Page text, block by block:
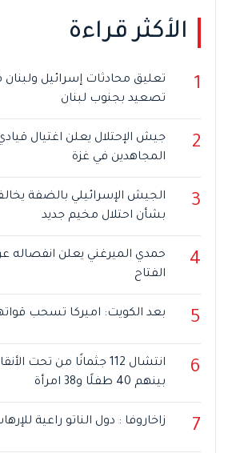
الأكثر قراءة
1
تعليق محادثات إسرائيل
تصعيد بجنوب لبنان
2
جيش الإحتلال يعلن اغتيال
المجاهدين في غزة
3
الجيش الإسرائيلي بالضفة
بشأن احتلال مخيم جديد
4
حمدي الميرغني يعلن انفصاله
الفتاح
5 بعد الكويت: اميركا تسحب
6
انتشال 112 جثمانًا من تحت
بينهم 40 طفلًا و38 امرأة
7 زاخاروفا : دول الناتو راعية